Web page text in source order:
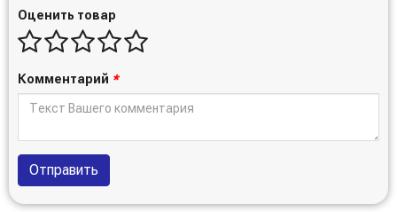
Оценить товар
Комментарий *
Отправить